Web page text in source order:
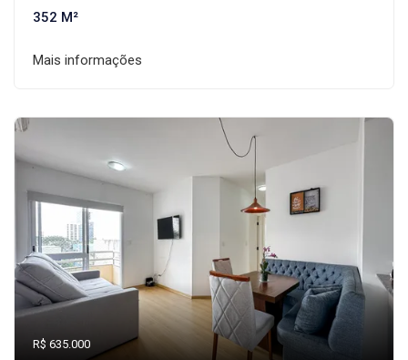
352 M²
Mais informações
R$ 635.000